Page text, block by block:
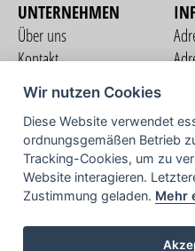
UNTERNEHMEN
Über uns
Kontakt
Nutzungsbedingungen
Datenschutzerklärung
Impressum
Wir nutzen Cookies
Diese Website verwendet
ordnungsgemäßen Betrieb
Tracking-Cookies, um zu
Website interagieren.
Zustimmung geladen. Mehr